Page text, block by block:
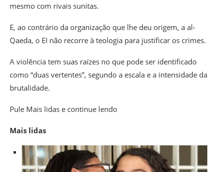
mesmo com rivais sunitas.
E, ao contrário da organização que lhe deu origem, a al-
Qaeda, o EI não recorre à teologia para justificar os crimes.
A violência tem suas raízes no que pode ser identificado
como “duas vertentes”, segundo a escala e a intensidade da
brutalidade.
Pule Mais lidas e continue lendo
Mais lidas